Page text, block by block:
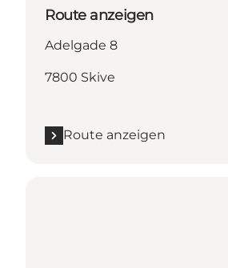
Route anzeigen
Adelgade 8
7800 Skive
Route anzeigen